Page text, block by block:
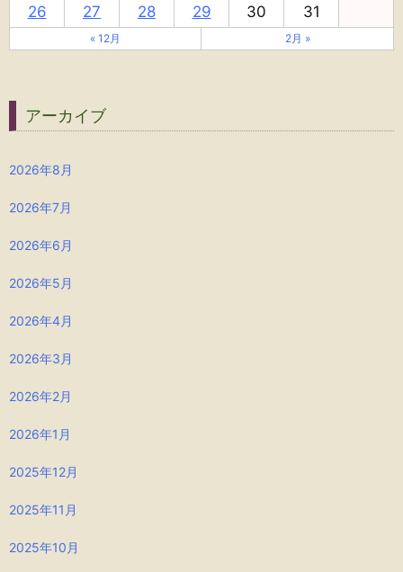
26
27 28 29 30 31
« 12月 2月 »
アーカイブ
2026年8月
2026年7月
2026年6月
2026年5月
2026年4月
2026年3月
2026年2月
2026年1月
2025年12月
2025年11月
2025年10月